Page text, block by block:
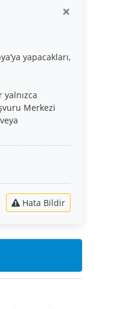
×
yapacakları,
Merkezi
Hata Bildir